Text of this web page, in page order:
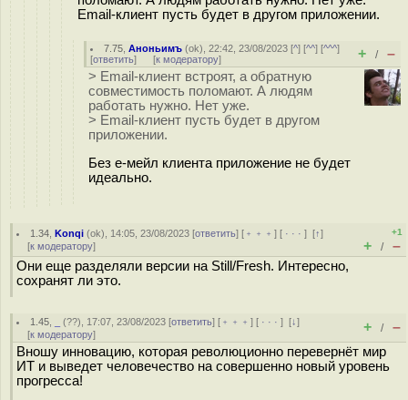
Email-клиент пусть будет в другом приложении.
7.75 ,Аноньимъ (ok), 22:42, 23/08/2023 [^] [^^] [^^^]
[ответить] [к модератору] + / –
> Email-клиент встроят, а обратную
совместимость поломают. А людям
работать нужно. Нет уже.
> Email-клиент пусть будет в другом
приложении.
Без е-мейл клиента приложение не будет
идеально.
1.34 ,Konqi (ok), 14:05, 23/08/2023 [ответить] [ ﹢﹢﹢] [ · · ·][↑]
[к модератору]
+1
+ / –
Они еще разделяли версии на Still/Fresh. Интересно,
сохранят ли это.
1.45 (??), 17:07, 23/08/2023 [ответить] [ ﹢﹢﹢] [ · · ·][↓]
[к модератору] + / –
Вношу инновацию, которая революционно перевернёт мир
ИТ и выведет человечество на совершенно новый уровень
прогресса!